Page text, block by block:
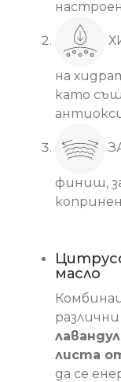
на
като
финиш,
масло
листа
да се